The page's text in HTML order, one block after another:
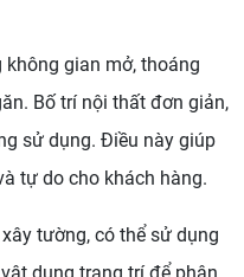
gian mở, thoáng
Bố trí nội thất đơn giản,
sử dụng. Điều này giúp
tự do cho khách hàng.
tường, có thể sử dụng